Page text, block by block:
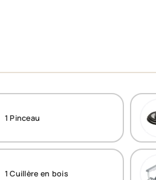
1 Pinceau
1 Cuillère en bois